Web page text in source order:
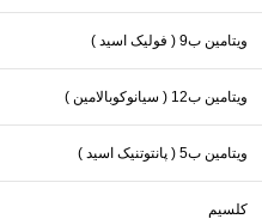
ویتامین ب9 ( فولیک اسید )
ویتامین ب12 ( سیانوکوبالامین )
ویتامین ب5 ( پانتوتنیک اسید )
کلسیم